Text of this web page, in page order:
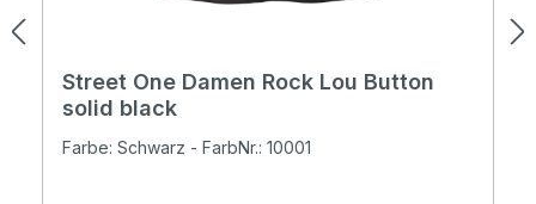
Street One Damen Rock Lou Button
solid black
Farbe: Schwarz - FarbNr.: 10001